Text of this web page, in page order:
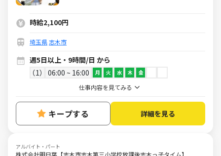
時給2,100円
埼玉県志木市
週5日以上・9時間/日 から
1
06:00 ~ 16:00 月 火 水 木 金
仕事内容を見てみる
キープする 詳細を見る
アルバイト・パート
株式会社明日葉【志木市志木第三小学校放課後志木っ子タイム】